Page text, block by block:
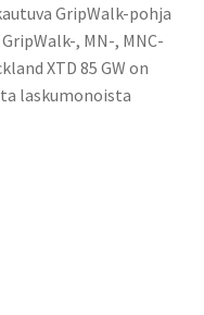
GripWalk-pohja
, MN-, MNC-
XTD 85 GW on
laskumonoista